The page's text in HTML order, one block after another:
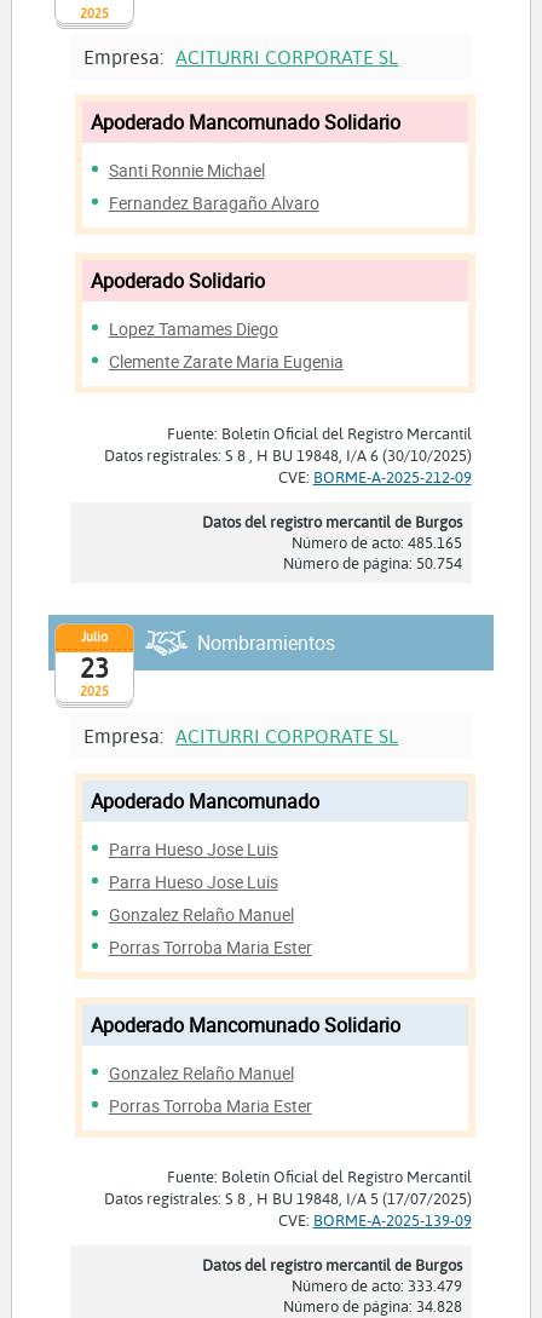
2025
Empresa: ACITURRI CORPORATE SL
Apoderado Mancomunado Solidario
Santi Ronnie Michael
Fernandez Baragaño Alvaro
Apoderado Solidario
Lopez Tamames Diego
Clemente Zarate Maria Eugenia
Fuente: Boletín Oficial del Registro Mercantil
Datos registrales: S 8 , H BU 19848, I/A 6 (30/10/2025)
CVE: BORME-A-2025-212-09
Datos del registro mercantil de Burgos
Número de acto: 485.165
Número de página: 50.754
2025
Julio
23
Nombramientos
Empresa: ACITURRI CORPORATE SL
Apoderado Mancomunado
Parra Hueso Jose Luis
Parra Hueso Jose Luis
Gonzalez Relaño Manuel
Porras Torroba Maria Ester
Apoderado Mancomunado Solidario
Gonzalez Relaño Manuel
Porras Torroba Maria Ester
Fuente: Boletín Oficial del Registro Mercantil
Datos registrales: S 8 , H BU 19848, I/A 5 (17/07/2025)
CVE: BORME-A-2025-139-09
Datos del registro mercantil de Burgos
Número de acto: 333.479
Número de página: 34.828